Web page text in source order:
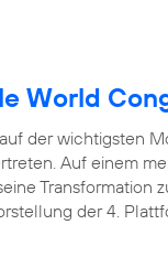
World
der wichtigsten
Auf einem
Transformation
der 4.